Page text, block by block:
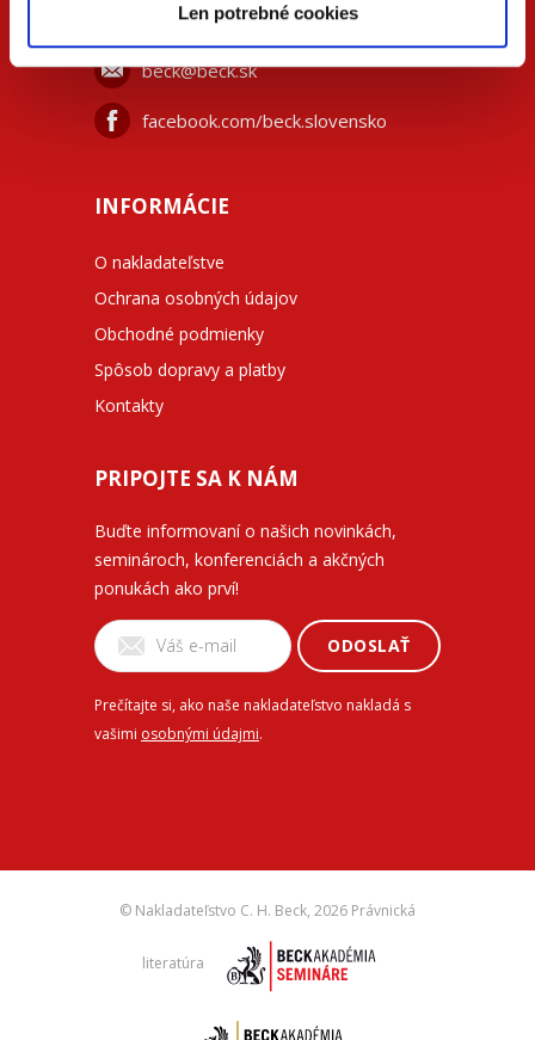
Len potrebné cookies
0 733 734 348
beck@beck.sk
facebook.com/beck.slovensko
INFORMÁCIE
O nakladateľstve
Ochrana osobných údajov
Obchodné podmienky
Spôsob dopravy a platby
Kontakty
PRIPOJTE SA K NÁM
Buďte informovaní o našich novinkách,
seminároch, konferenciách a akčných
ponukách ako prví!
ODOSLAŤ
Prečítajte si, ako naše nakladateľstvo nakladá s
vašimi osobnými údajmi.
© Nakladateľstvo C. H. Beck, 2026 Právnická
literatúra